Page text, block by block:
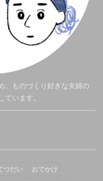
。ものづくり好きな夫婦の
います。
つだい
おでかけ